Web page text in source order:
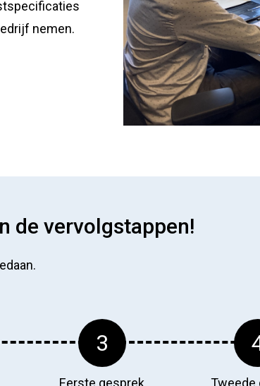
nemen.
de vervolgstappen!
3
Eerste gesprek Tweede